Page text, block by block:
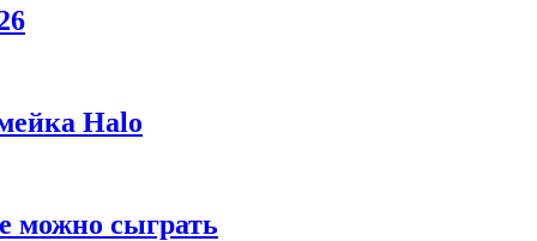
Halo
можно сыграть